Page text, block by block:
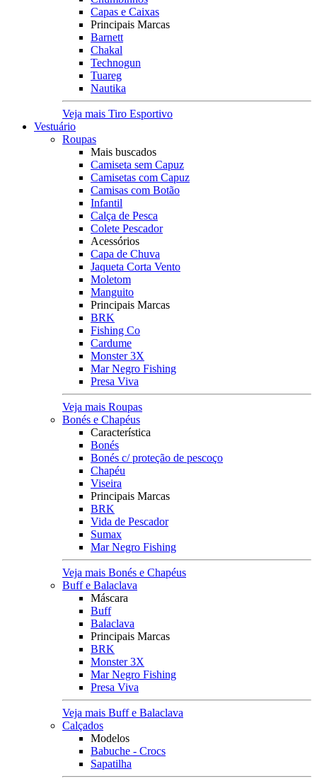
Capas e Caixas
Principais Marcas
Barnett
Chakal
Technogun
Tuareg
Nautika
Veja mais Tiro Esportivo
Vestuário
Roupas
Mais buscados
Camiseta sem Capuz
Camisetas com Capuz
Camisas com Botão
Infantil
Calça de Pesca
Colete Pescador
Acessórios
Capa de Chuva
Jaqueta Corta Vento
Moletom
Manguito
Principais Marcas
BRK
Fishing Co
Cardume
Monster 3X
Mar Negro Fishing
Presa Viva
Veja mais Roupas
Bonés e Chapéus
Característica
Bonés
Bonés c/ proteção de pescoço
Chapéu
Viseira
Principais Marcas
BRK
Vida de Pescador
Sumax
Mar Negro Fishing
Veja mais Bonés e Chapéus
Buff e Balaclava
Máscara
Buff
Balaclava
Principais Marcas
BRK
Monster 3X
Mar Negro Fishing
Presa Viva
Veja mais Buff e Balaclava
Calçados
Modelos
Babuche - Crocs
Sapatilha